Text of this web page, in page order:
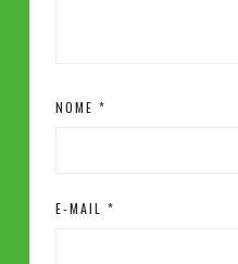
NOME *
E-MAIL *